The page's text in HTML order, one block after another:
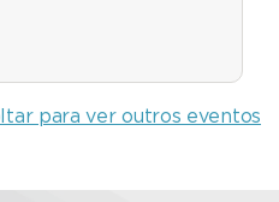
para ver outros eventos